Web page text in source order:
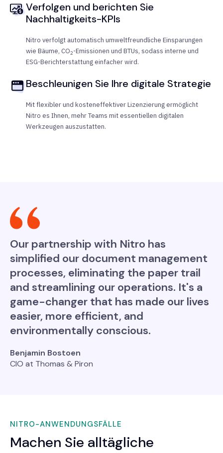
Verfolgen und berichten Sie
Nachhaltigkeits-KPIs
Nitro verfolgt automatisch umweltfreundliche Einsparungen
wie Bäume, CO2-Emissionen und BTUs, sodass interne und
ESG-Berichterstattung einfacher wird.
Beschleunigen Sie Ihre digitale Strategie
Mit flexibler und kosteneffektiver Lizenzierung ermöglicht
Nitro es Ihnen, mehr Teams mit essentiellen digitalen
Werkzeugen auszustatten.
Our partnership with Nitro has
simplified our document management
processes, eliminating the paper trail
and streamlining our operations. It's a
game-changer that has made our lives
easier, more efficient, and
environmentally conscious.
Benjamin Bostoen
CIO at Thomas & Piron
NITRO-ANWENDUNGSFÄLLE
Machen Sie alltägliche